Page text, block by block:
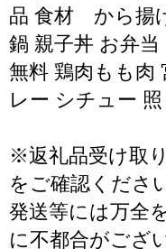
品 食材 から揚
鍋 親子丼 お弁
無料 鶏肉もも肉
レー シチュー
※返礼品受け取
をご確認くださ
発送等には万全
に不都合がござ